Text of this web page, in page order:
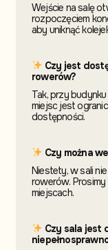
Wejście na salę
rozpoczęciem
aby uniknąć
Czy jest
rowerów?
Tak, przy
miejsc jest
dostępności.
Czy można
Niestety, w sali
rowerów.
miejscach.
Czy sala jest